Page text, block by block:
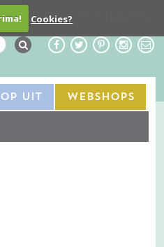
Cookies?Contact
Uit Webshops